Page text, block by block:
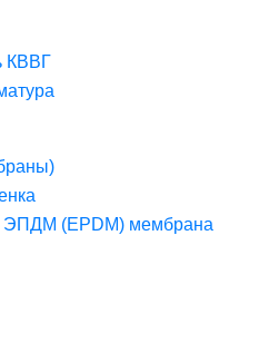
КВВГ
ЭПДМ (EPDM) мембрана